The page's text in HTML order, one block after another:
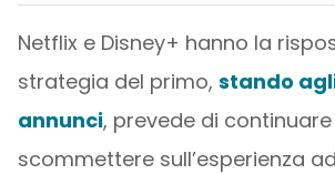
Netflix e Disney+ hanno la
strategia del primo, stando
annunci, prevede di
scommettere sull’esperienza